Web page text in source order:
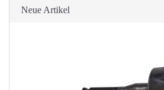
Neue Artikel